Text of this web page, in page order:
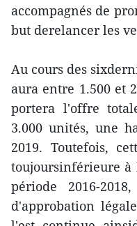
accompagnés de
but derelancer les
Au cours des
aura entre 1.500 et
portera l'offre
3.000 unités, une
2019. Toutefois,
toujoursinférieure
période 2016-
d'approbation